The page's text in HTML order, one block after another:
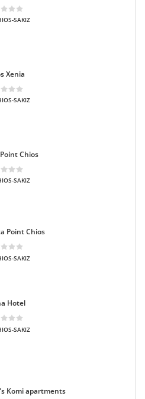
SAKIZ
Xenia
SAKIZ
Chios
SAKIZ
Point Chios
SAKIZ
Hotel
SAKIZ
Komi apartments